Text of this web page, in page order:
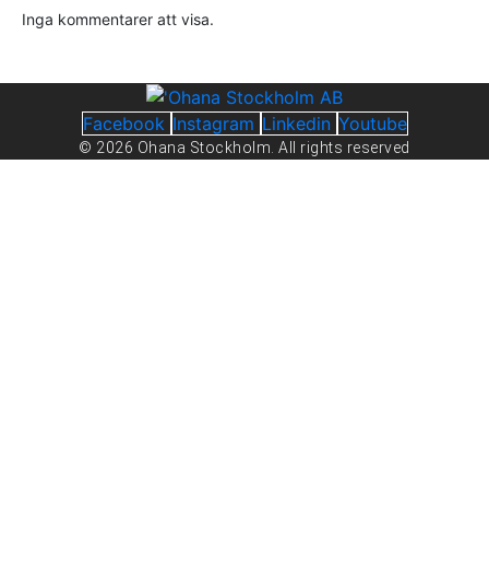
Inga kommentarer att visa.
Facebook Instagram Linkedin Youtube
© 2026 Ohana Stockholm. All rights reserved